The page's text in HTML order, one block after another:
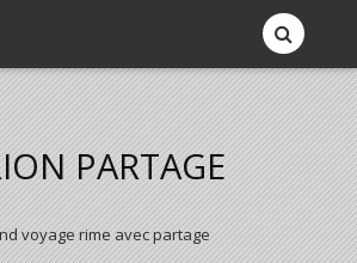
PARTAGE
voyage rime avec partage